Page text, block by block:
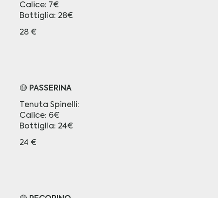
Calice: 7€
Bottiglia: 28€
28 €
🟡 PASSERINA
Tenuta Spinelli:
Calice: 6€
Bottiglia: 24€
24 €